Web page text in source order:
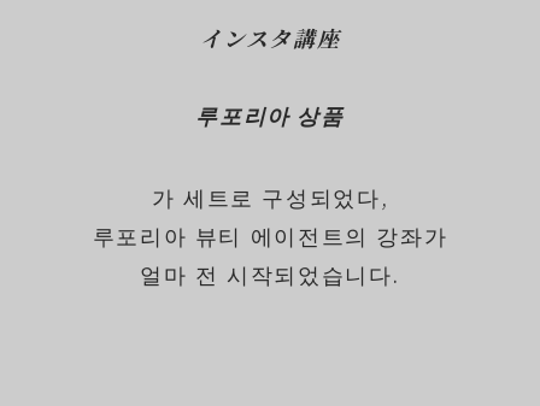
インスタ講座
루포리아 상품
가 세트로 구성되었다,
루포리아 뷰티 에이전트의 강좌가
얼마 전 시작되었습니다.